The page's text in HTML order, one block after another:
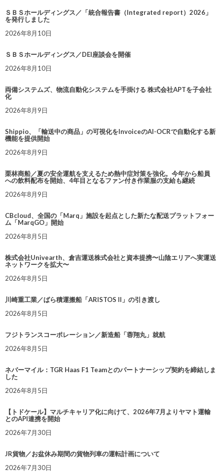
ＳＢＳホールディングス／「統合報告書（Integrated report）2026」
を発行しました
2026年8月10日
ＳＢＳホールディングス／DEI座談会を開催
2026年8月10日
両備システムズ、物流自動化システムを手掛ける 株式会社APTを子会社
化
2026年8月9日
Shippio、「輸送中の商品」の可視化をInvoiceのAI-OCRで自動化する新
機能を提供開始
2026年8月9日
栗林商船／夏の安全運航を支えるため熱中症対策を強化。今年から船員
への飲料配布を開始、4年目となるファン付き作業服の支給も継続
2026年8月9日
CBcloud、全国の「Marq」施設を起点とした新たな配送プラットフォー
ム「MarqGO」開始
2026年8月5日
株式会社Univearth、倉吉運送株式会社と資本提携〜山陰エリアへ実運送
ネットワークを拡大〜
2026年8月5日
川崎重工業／ばら積運搬船「ARISTOS II」の引き渡し
2026年8月5日
フジトランスコーポレーション／新造船「蓉翔丸」就航
2026年8月5日
ネバーマイル：TGR Haas F1 Teamとのパートナーシップ契約を締結しま
した
2026年8月5日
【トドケール】マルチキャリア化に向けて、2026年7月よりヤマト運輸
とのAPI連携を開始
2026年7月30日
JR貨物／お盆休み期間の貨物列車の運転計画について
2026年7月30日